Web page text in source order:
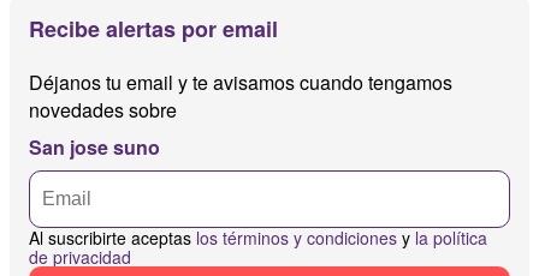
Recibe alertas por email
Déjanos tu email y te avisamos cuando tengamos
novedades sobre
San jose suno
Al suscribirte aceptas los términos y condiciones y la política
de privacidad